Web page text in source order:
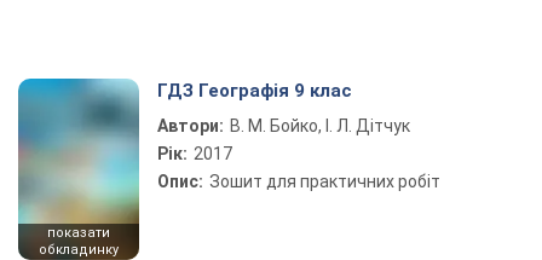
показати
обкладинку
ГДЗ Географія 9 клас
Автори: В. М. Бойко, І. Л. Дітчук
Рік: 2017
Опис: Зошит для практичних робіт